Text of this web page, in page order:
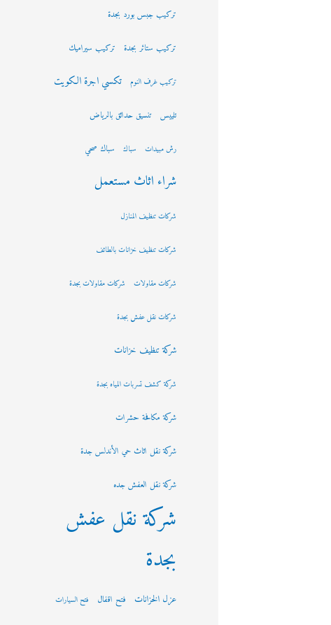
تركيب جبس بورد بجدة
تركيب ستائر بجدة تركيب سيراميك
تركيب غرف النوم تكسي اجرة الكويت
تلييس تنسيق حدائق بالرياض
رش مبيدات سباك سباك صحي
شراء اثاث مستعمل
شركات تنظيف المنازل
شركات تنظيف خزانات بالطائف
شركات مقاولات شركات مقاولات بجدة
شركات نقل عفش بجدة
شركة تنظيف خزانات
شركة كشف تسربات المياه بجدة
شركة مكافحة حشرات
شركة نقل اثاث حي الأندلس جدة
شركة نقل العفش جده
شركة نقل عفش
بجدة
عزل الخزانات فتح اقفال فتح السيارات